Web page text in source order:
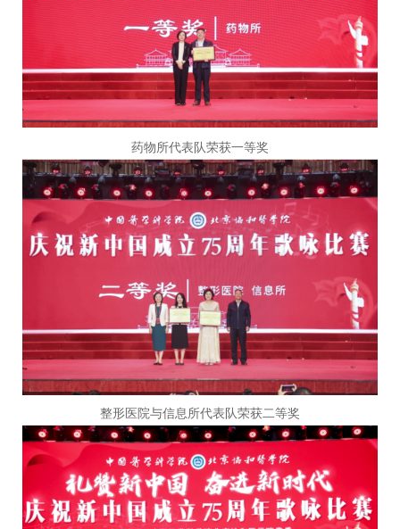
药物所代表队荣获一等奖
整形医院与信息所代表队荣获二等奖